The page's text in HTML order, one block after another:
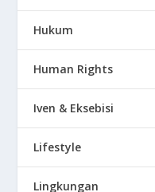
Hukum
Human Rights
Iven & Eksebisi
Lifestyle
Lingkungan